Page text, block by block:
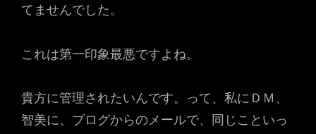
てませんでした。
これは第一印象最悪ですよね。
貴方に管理されたいんです。って、私にＤＭ、
智美に、ブログからのメールで、同じこといっ